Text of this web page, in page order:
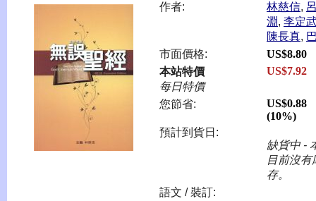
作者:
林慈信,
淵, 李定
陳長真,
市面價格:
US$8.80
本站特價
每日特價
US$7.92
您節省:
US$0.88
(10%)
預計到貨日:
缺貨中 -
目前沒有
存。
語文 / 裝訂: